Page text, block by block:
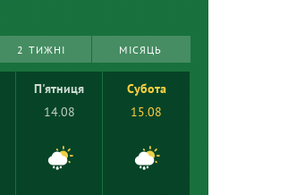
2 ТИЖНІ МІСЯЦЬ
П'ятниця
14.08
Субота
15.08